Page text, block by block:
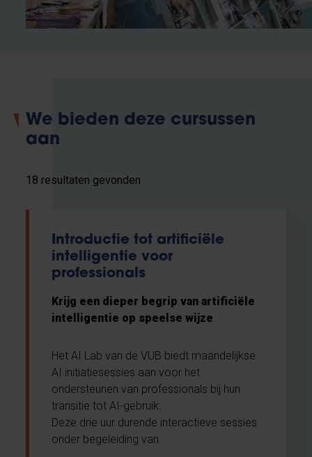
We bieden deze cursussen
aan
18 resultaten gevonden
Introductie tot artificiële
intelligentie voor
professionals
Krijg een dieper begrip van artificiële
intelligentie op speelse wijze
Het AI Lab van de VUB biedt maandelijkse
AI initiatiesessies aan voor het
ondersteunen van professionals bij hun
transitie tot AI-gebruik.
Deze drie uur durende interactieve sessies
onder begeleiding van